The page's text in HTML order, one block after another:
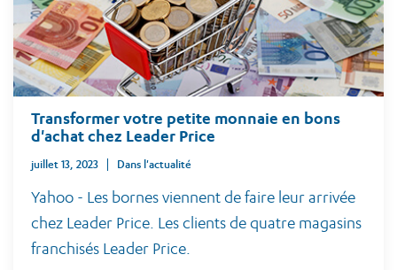
Transformer votre petite monnaie en bons
d'achat chez Leader Price
juillet 13, 2023 Dans l'actualité
Yahoo - Les bornes viennent de faire leur arrivée
chez Leader Price. Les clients de quatre magasins
franchisés Leader Price.